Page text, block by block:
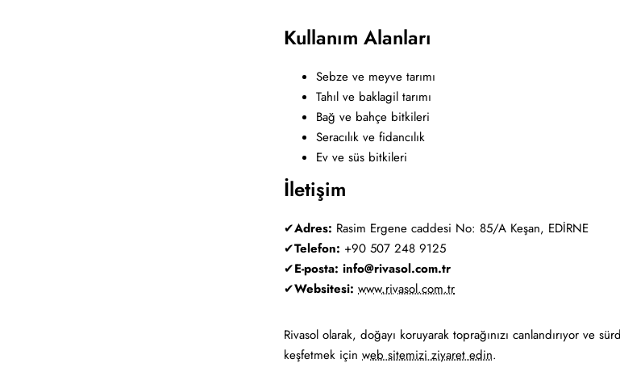
Kullanım Alanları
Sebze ve meyve tarımı
Tahıl ve baklagil tarımı
Bağ ve bahçe bitkileri
Seracılık ve fidancılık
Ev ve süs bitkileri
İletişim
✔Adres: Rasim Ergene caddesi No: 85/A Keşan, EDİRNE
✔Telefon: +90 507 248 9125
✔E-posta: info@rivasol.com.tr
✔Websitesi: www.rivasol.com.tr
Rivasol olarak, doğayı koruyarak toprağınızı canlandırıyor
keşfetmek için web sitemizi ziyaret edin.